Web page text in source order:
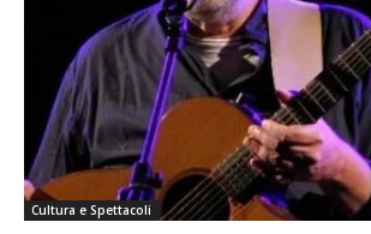
Cultura e Spettacoli